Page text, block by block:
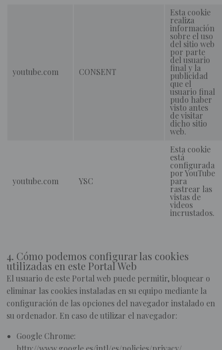
youtube.com CONSENT
Esta cookie
realiza
información
sobre el uso
del sitio web
por parte
del usuario
final y la
publicidad
que el
usuario final
pudo haber
visto antes
de visitar
dicho sitio
web.
youtube.com YSC
Esta cookie
está
configurada
por YouTube
para
rastrear las
vistas de
videos
incrustados.
4. Cómo podemos configurar las cookies
utilizadas en este Portal Web
El usuario de este Portal web puede permitir, bloquear o
eliminar las cookies instaladas en su equipo mediante la
configuración de las opciones del navegador instalado en
su ordenador. En caso de utilizar el navegador:
Google Chrome: